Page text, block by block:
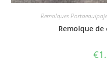
Remolques
Remolque de
€